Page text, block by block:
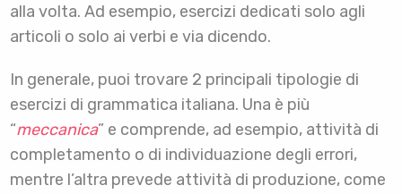
alla volta. Ad esempio, esercizi dedicati solo agli
articoli o solo ai verbi e via dicendo.
In generale, puoi trovare 2 principali tipologie di
esercizi di grammatica italiana. Una è più
“meccanica” e comprende, ad esempio, attività di
completamento o di individuazione degli errori,
mentre l’altra prevede attività di produzione, come